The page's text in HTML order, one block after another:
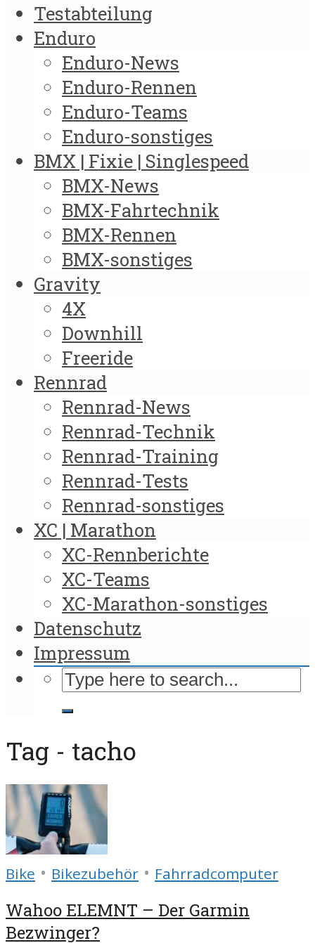
Testabteilung
Enduro
Enduro-News
Enduro-Rennen
Enduro-Teams
Enduro-sonstiges
BMX | Fixie | Singlespeed
BMX-News
BMX-Fahrtechnik
BMX-Rennen
BMX-sonstiges
Gravity
4X
Downhill
Freeride
Rennrad
Rennrad-News
Rennrad-Technik
Rennrad-Training
Rennrad-Tests
Rennrad-sonstiges
XC | Marathon
XC-Rennberichte
XC-Teams
XC-Marathon-sonstiges
Datenschutz
Impressum
Tag - tacho
Bike • Bikezubehör • Fahrradcomputer
Wahoo ELEMNT – Der Garmin
Bezwinger?